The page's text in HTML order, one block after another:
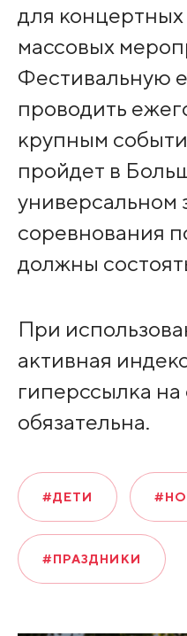
для
массовых
Фестивальную
проводить
крупным
пройдет в
универсальном
соревнования
должны
При
активная
гиперссылка на
обязательна.
#ДЕТИ
#ПРАЗДНИКИ